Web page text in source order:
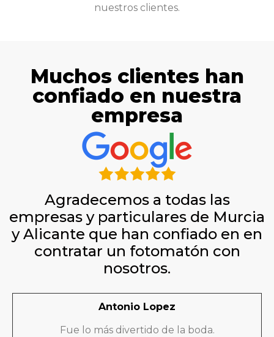
nuestros clientes.
Muchos clientes han
confiado en nuestra
empresa
Agradecemos a todas las
empresas y particulares de Murcia
y Alicante que han confiado en en
contratar un fotomatón con
nosotros.
Antonio Lopez
Fue lo más divertido de la boda.